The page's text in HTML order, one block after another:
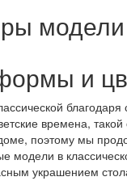
модели
и
времена,
поэтому мы
модели в
украшением